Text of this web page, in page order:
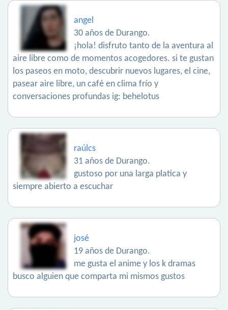
angel
30 años de Durango.
¡hola! disfruto tanto de la aventura al
aire libre como de momentos acogedores. si te gustan
los paseos en moto, descubrir nuevos lugares, el cine,
pasear aire libre, un café en clima frío y
conversaciones profundas ig: behelotus
raúlcs
31 años de Durango.
gustoso por una larga platica y
siempre abierto a escuchar
josé
19 años de Durango.
me gusta el anime y los k dramas
busco alguien que comparta mi mismos gustos